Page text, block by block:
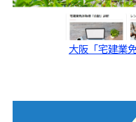
大阪「宅建業